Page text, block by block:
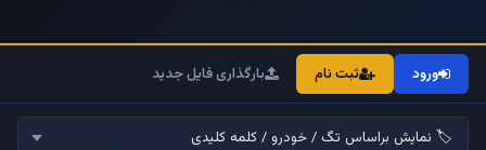
ورود ثبت نام بارگذاری فایل جدید